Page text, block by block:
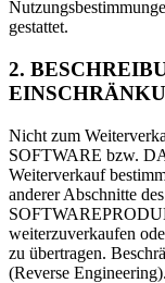
gestattet.
2.
Nicht zum
SOFTWARE bzw.
Weiterverkauf
anderer Abschnitte
weiterzuverkaufen
zu übertragen.
(Reverse